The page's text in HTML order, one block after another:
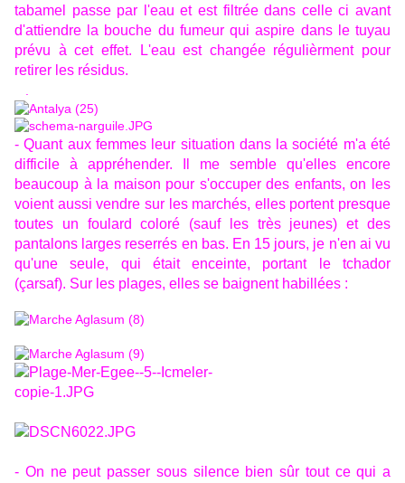
tabamel passe par l'eau et est filtrée dans celle ci avant
d'attiendre la bouche du fumeur qui aspire dans le tuyau
prévu à cet effet. L'eau est changée régulièrment pour
retirer les résidus.
- Quant aux femmes leur situation dans la société m'a été
difficile à appréhender. Il me semble qu'elles encore
beaucoup à la maison pour s'occuper des enfants, on les
voient aussi vendre sur les marchés, elles portent presque
toutes un foulard coloré (sauf les très jeunes) et des
pantalons larges reserrés en bas. En 15 jours, je n'en ai vu
qu'une seule, qui était enceinte, portant le tchador
(çarsaf). Sur les plages, elles se baignent habillées :
- On ne peut passer sous silence bien sûr tout ce qui a